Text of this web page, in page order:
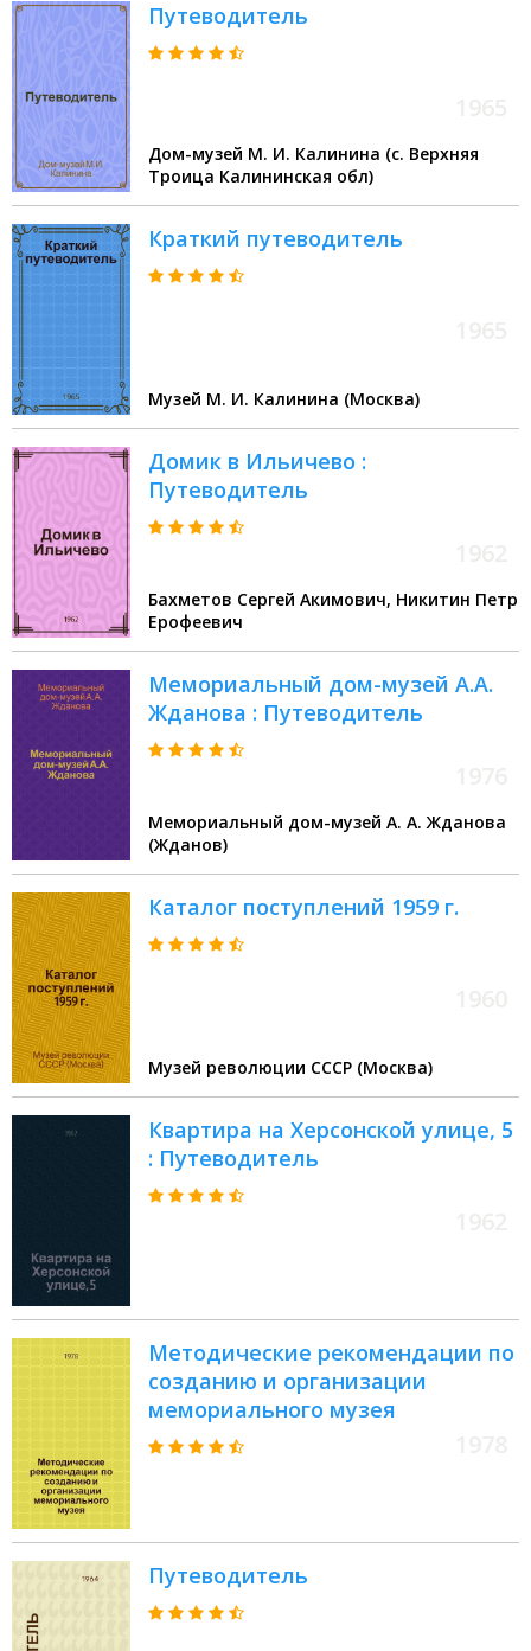
Путеводитель
Дом-музей М. И. Калинина (с. Верхняя
Троица Калининская обл)
Краткий путеводитель
Музей М. И. Калинина (Москва)
Домик в Ильичево :
Путеводитель
Бахметов Сергей Акимович, Никитин Петр
Ерофеевич
Мемориальный дом-музей А.А.
Жданова : Путеводитель
Мемориальный дом-музей А. А. Жданова
(Жданов)
Каталог поступлений 1959 г.
Музей революции СССР (Москва)
Квартира на Херсонской улице, 5
: Путеводитель
Методические рекомендации по
созданию и организации
мемориального музея
Путеводитель